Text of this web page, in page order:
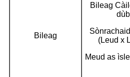
Bileag
Bileag
(Leud x
Meud as